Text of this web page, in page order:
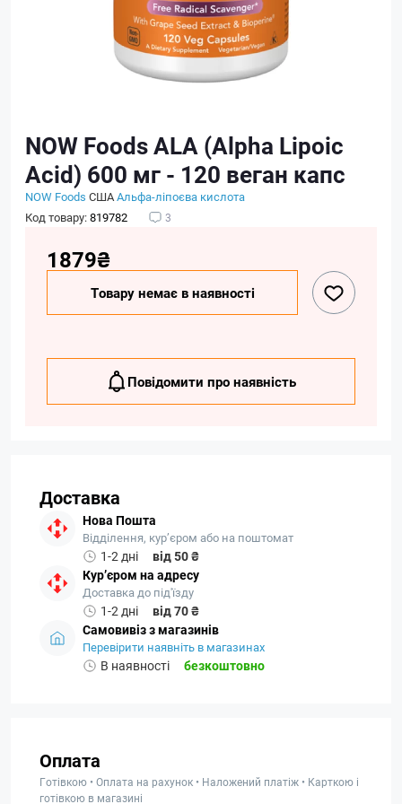
NOW Foods ALA (Alpha Lipoic
Acid) 600 мг - 120 веган капс
NOW Foods СШААльфа-ліпоєва кислота
Код товару:819782 3
1879₴
Товару немає в наявності
Повідомити про наявність
Доставка
Нова Пошта
Відділення, кур’єром або на поштомат
1-2 дні
від 50 ₴
Кур’єром на адресу
Доставка до під'їзду
1-2 дні
від 70 ₴
Самовивіз з магазинів
Перевірити наявніть в магазинах
В наявності безкоштовно
Оплата
Готівкою • Оплата на рахунок • Наложений платіж • Карткою і
готівкою в магазині